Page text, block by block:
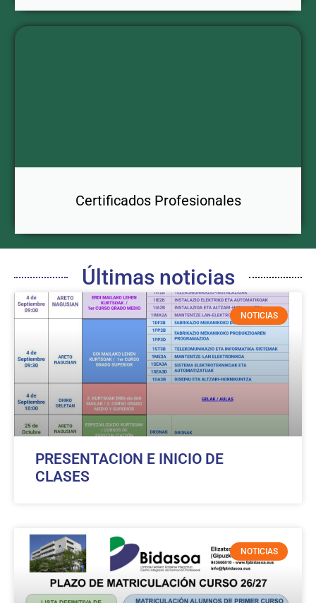
Certificados Profesionales
Últimas noticias
NOTICIAS
PRESENTACION E INICIO DE
CLASES
NOTICIAS